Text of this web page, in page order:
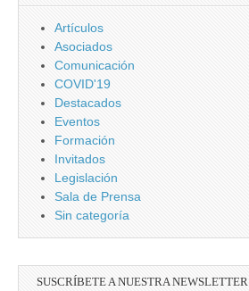
Artículos
Asociados
Comunicación
COVID'19
Destacados
Eventos
Formación
Invitados
Legislación
Sala de Prensa
Sin categoría
SUSCRÍBETE A NUESTRA NEWSLETTER